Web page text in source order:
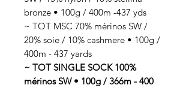
bronze • 100g / 400m -437 yds
~ TOT MSC 70% mérinos SW /
20% soie / 10% cashmere • 100g /
400m - 437 yards
~ TOT SINGLE SOCK 100%
mérinos SW • 100g / 366m - 400